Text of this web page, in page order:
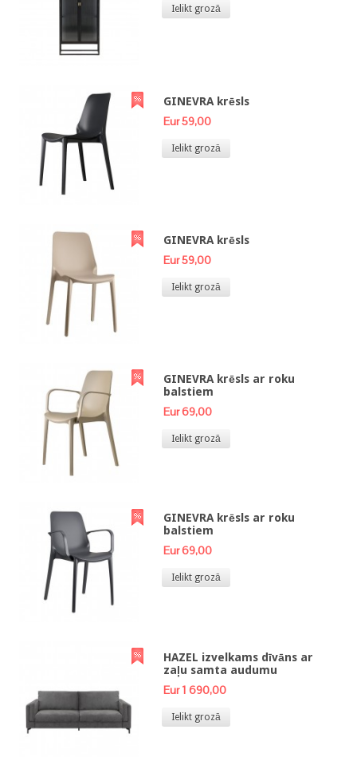
Ielikt grozā
GINEVRA krēsls
Eur 59,00
Ielikt grozā
GINEVRA krēsls
Eur 59,00
Ielikt grozā
GINEVRA krēsls ar roku
balstiem
Eur 69,00
Ielikt grozā
GINEVRA krēsls ar roku
balstiem
Eur 69,00
Ielikt grozā
HAZEL izvelkams dīvāns ar
zaļu samta audumu
Eur 1 690,00
Ielikt grozā